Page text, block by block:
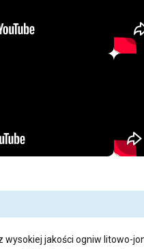
jakości ogniw litowo-